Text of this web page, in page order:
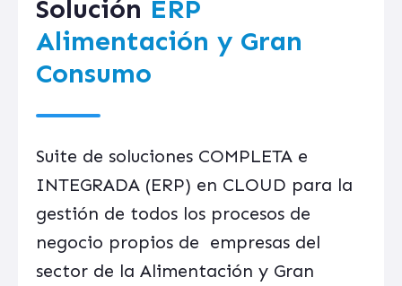
Solución ERP
Alimentación y Gran
Consumo
Suite de soluciones COMPLETA e
INTEGRADA (ERP) en CLOUD para la
gestión de todos los procesos de
negocio propios de empresas del
sector de la Alimentación y Gran